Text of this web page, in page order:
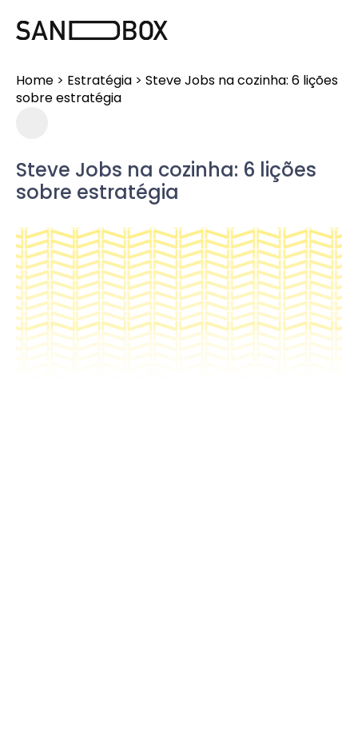
Home > Estratégia > Steve Jobs na cozinha: 6 lições
sobre estratégia
Steve Jobs na cozinha: 6 lições
sobre estratégia